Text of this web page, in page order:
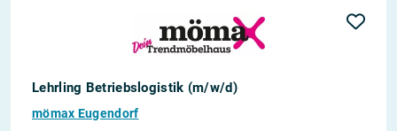
Lehrling Betriebslogistik (m/w/d)
mömax Eugendorf